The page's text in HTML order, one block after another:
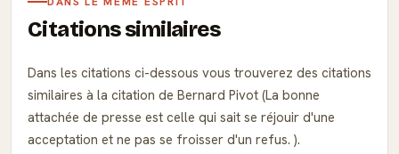
Citations similaires
Dans les citations ci-dessous vous trouverez des citations
similaires à la citation de Bernard Pivot (La bonne
attachée de presse est celle qui sait se réjouir d'une
acceptation et ne pas se froisser d'un refus. ).